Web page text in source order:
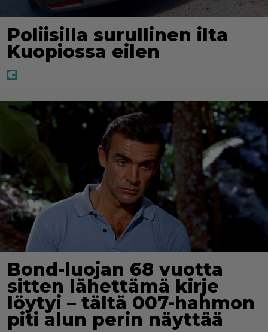
Poliisilla surullinen ilta
Kuopiossa eilen
Bond-luojan 68 vuotta
sitten lähettämä kirje
löytyi – tältä 007-hahmon
piti alun perin näyttää